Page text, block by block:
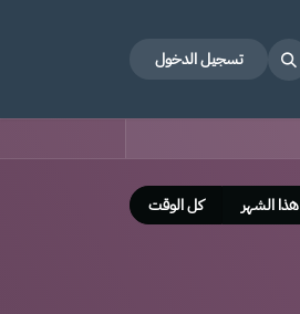
تسجيل الدخول
هذا الشهر كل الوقت